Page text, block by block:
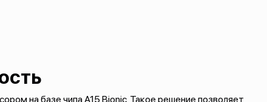
на базе чипа A15 Bionic. Такое решение позволяет